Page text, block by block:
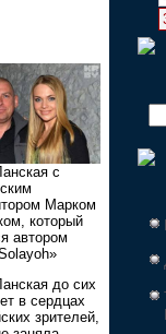
с
Марком
который
автором
до сих
в сердцах
зрителей,